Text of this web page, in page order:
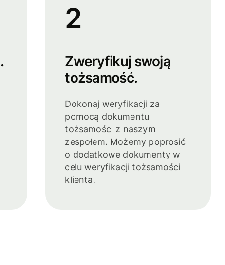
2
Zweryfikuj swoją
tożsamość.
Dokonaj weryfikacji za
pomocą dokumentu
tożsamości z naszym
zespołem. Możemy poprosić
o dodatkowe dokumenty w
celu weryfikacji tożsamości
klienta.